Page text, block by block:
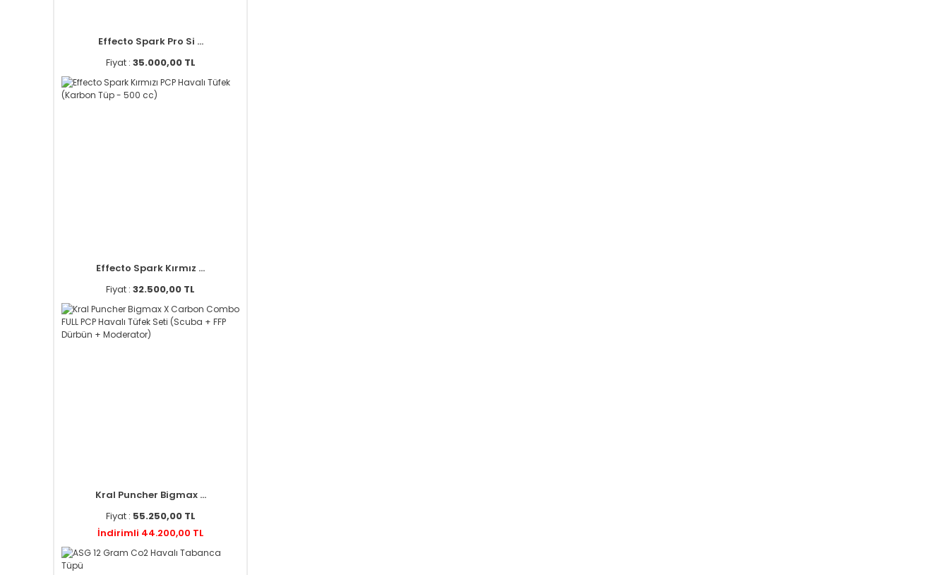
Effecto Spark Pro Si ...
Fiyat : 35.000,00 TL
Effecto Spark Kırmız ...
Fiyat : 32.500,00 TL
Kral Puncher Bigmax ...
Fiyat : 55.250,00 TL
İndirimli 44.200,00 TL